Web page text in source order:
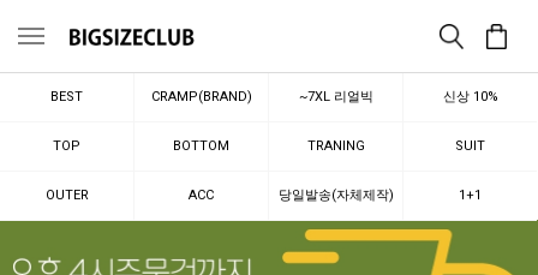
메뉴
BEST CRAMP(BRAND) ~7XL 리얼빅 신상 10%
TOP BOTTOM TRANING SUIT
OUTER ACC 당일발송(자체제작) 1+1